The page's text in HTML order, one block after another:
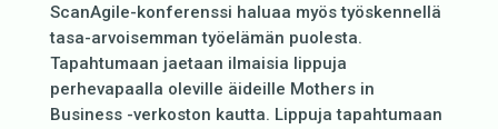
ScanAgile-konferenssi haluaa myös työskennellä
tasa-arvoisemman työelämän puolesta.
Tapahtumaan jaetaan ilmaisia lippuja
perhevapaalla oleville äideille Mothers in
Business -verkoston kautta. Lippuja tapahtumaan